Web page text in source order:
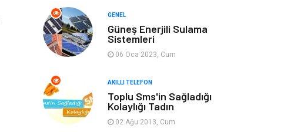
Hukuk
Dekorasyon Tatil
Makine
Yazılım
Güzellik & Bakım Magazin Dünyası
GENEL
Güneş Enerjili Sulama
Sistemleri
06 Oca 2023, Cum
AKILLI TELEFON
Toplu Sms'in Sağladığı
Kolaylığı Tadın
02 Ağu 2013, Cum